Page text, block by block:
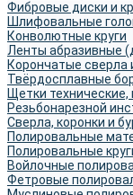
Фибровые диски и
Шлифовальные
Конволютные круги
Ленты абразивные
Корончатые
Твёрдосплавные
Щетки
Резьбонарезной
Сверла, коронки и
Полировальные
Полировальные
Войлочные
Фетровые